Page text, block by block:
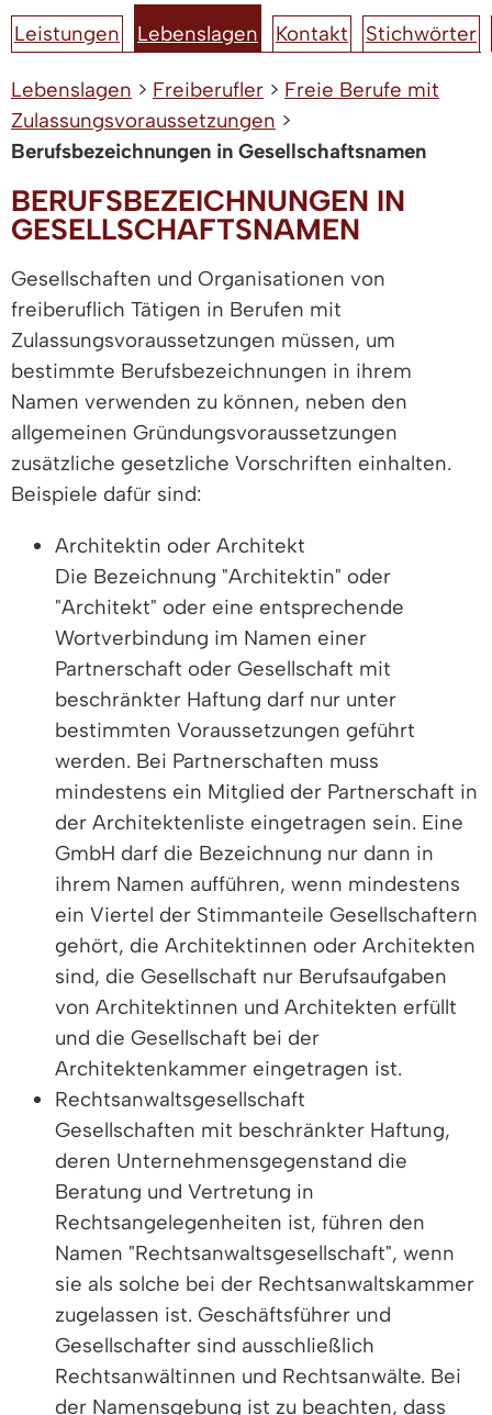
Leistungen Lebenslagen Kontakt Stichwörter
Lebenslagen > Freiberufler > Freie Berufe mit
Zulassungsvoraussetzungen >
Berufsbezeichnungen in Gesellschaftsnamen
BERUFSBEZEICHNUNGEN IN
GESELLSCHAFTSNAMEN
Gesellschaften und Organisationen von
freiberuflich Tätigen in Berufen mit
Zulassungsvoraussetzungen müssen, um
bestimmte Berufsbezeichnungen in ihrem
Namen verwenden zu können, neben den
allgemeinen Gründungsvoraussetzungen
zusätzliche gesetzliche Vorschriften einhalten.
Beispiele dafür sind:
Architektin oder Architekt
Die Bezeichnung "Architektin" oder
"Architekt" oder eine entsprechende
Wortverbindung im Namen einer
Partnerschaft oder Gesellschaft mit
beschränkter Haftung darf nur unter
bestimmten Voraussetzungen geführt
werden. Bei Partnerschaften muss
mindestens ein Mitglied der Partnerschaft in
der Architektenliste eingetragen sein. Eine
GmbH darf die Bezeichnung nur dann in
ihrem Namen aufführen, wenn mindestens
ein Viertel der Stimmanteile Gesellschaftern
gehört, die Architektinnen oder Architekten
sind, die Gesellschaft nur Berufsaufgaben
von Architektinnen und Architekten erfüllt
und die Gesellschaft bei der
Architektenkammer eingetragen ist.
Rechtsanwaltsgesellschaft
Gesellschaften mit beschränkter Haftung,
deren Unternehmensgegenstand die
Beratung und Vertretung in
Rechtsangelegenheiten ist, führen den
Namen "Rechtsanwaltsgesellschaft", wenn
sie als solche bei der Rechtsanwaltskammer
zugelassen ist. Geschäftsführer und
Gesellschafter sind ausschließlich
Rechtsanwältinnen und Rechtsanwälte. Bei
der Namensgebung ist zu beachten, dass